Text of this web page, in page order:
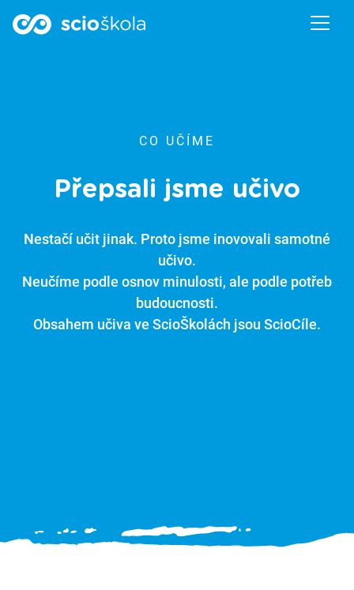
CO UČÍME
Přepsali jsme učivo
Nestačí učit jinak. Proto jsme inovovali samotné
učivo.
Neučíme podle osnov minulosti, ale podle potřeb
budoucnosti.
Obsahem učiva ve ScioŠkolách jsou ScioCíle.